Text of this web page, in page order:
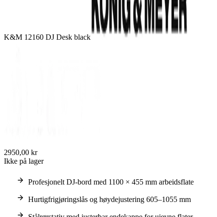
K&M 12160 DJ Desk black
2950,00 kr
Ikke på lager
Profesjonelt DJ-bord med 1100 × 455 mm arbeidsflate
Hurtigfrigjøringslås og høydejustering 605–1055 mm